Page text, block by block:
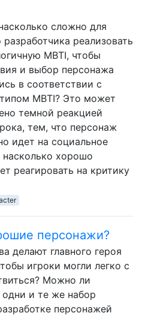
сложно для
реализовать
MBTI, чтобы
и выбор персонажа
в соответствии с
MBTI? Это может
темной реакцией
тем, что персонаж
идет на социальное
хорошо
реагировать на критику
персонажи?
делают главного героя
игроки могли легко с
Можно ли
одни и те же набор
персонажей